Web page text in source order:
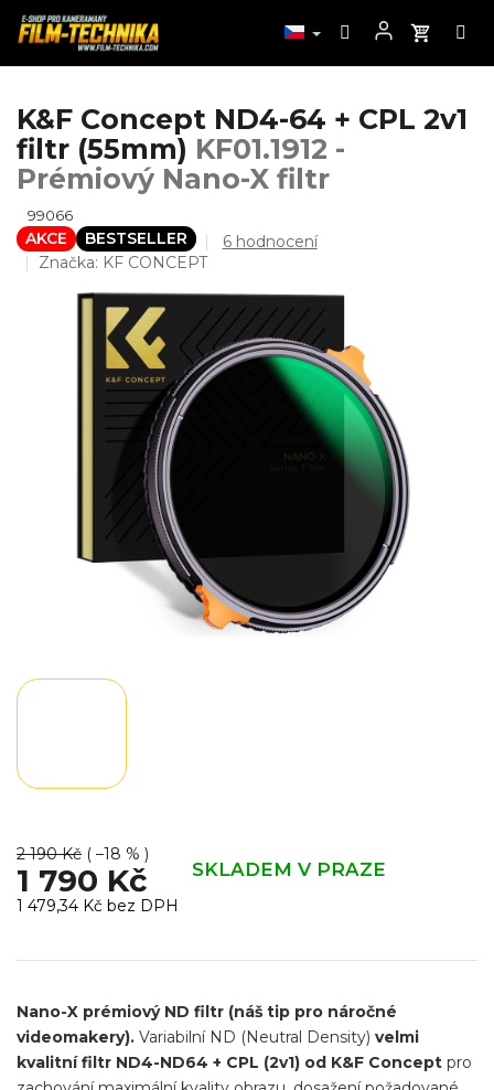
obsah
K&F Concept ND4-64 + CPL 2v1
filtr (55mm) KF01.1912 -
Prémiový Nano-X filtr
99066
AKCE BESTSELLER
Průměrné
4,7
z
5
hvězdiček.
6 hodnocení
Značka: KF CONCEPT
2 190 Kč ( –18 % )
1 790 Kč SKLADEM V PRAZE
1 479,34 Kč bez DPH
cena:
Nano-X prémiový ND filtr (náš tip pro náročné
videomakery). Variabilní ND (Neutral Density) velmi
kvalitní filtr ND4-ND64 + CPL (2v1) od K&F Concept pro